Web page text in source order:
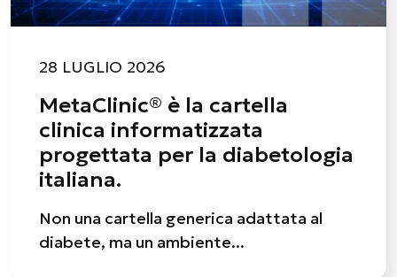
28 LUGLIO 2026
MetaClinic® è la cartella
clinica informatizzata
progettata per la diabetologia
italiana.
Non una cartella generica adattata al
diabete, ma un ambiente...